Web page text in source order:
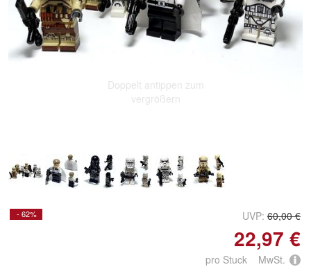
Doppelt antippen zum
vergrößern
- 62% UVP: 60,00 €
22,97 €
pro Stuck MwSt.